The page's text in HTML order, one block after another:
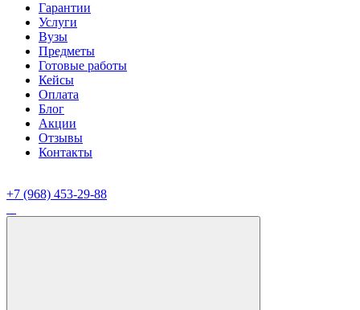
Гарантии
Услуги
Вузы
Предметы
Готовые работы
Кейсы
Оплата
Блог
Акции
Отзывы
Контакты
+7 (968) 453-29-88